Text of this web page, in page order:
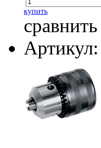
купить
сравнить